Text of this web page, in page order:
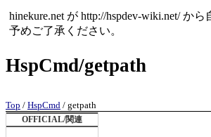
hinekure.net が http://hspdev-wiki.net/
予めご了承ください。
HspCmd/getpath
Top / HspCmd / getpath
OFFICIAL/関連